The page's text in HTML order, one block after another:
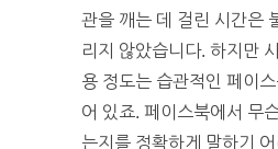
관을 깨는 데 걸린 시간은
리지 않았습니다. 하지만
용 정도는 습관적인 페이
어 있죠. 페이스북에서 무
는지를 정확하게 말하기